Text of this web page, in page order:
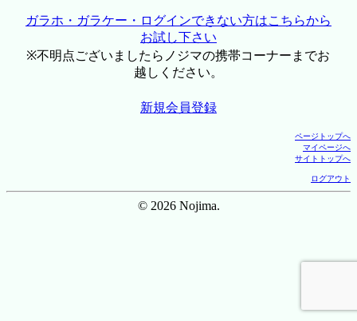
ガラホ・ガラケー・ログインできない方はこちらから
お試し下さい
※不明点ございましたらノジマの携帯コーナーまでお
越しください。
新規会員登録
ページトップへ
マイページへ
サイトトップへ
ログアウト
© 2026 Nojima.